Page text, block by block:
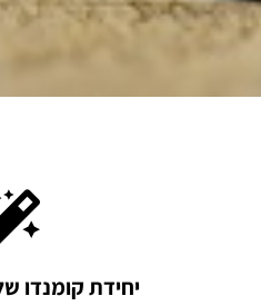
יחידת קומנדו